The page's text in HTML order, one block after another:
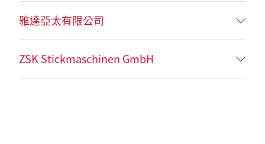
雅達亞太有限公司
ZSK Stickmaschinen GmbH